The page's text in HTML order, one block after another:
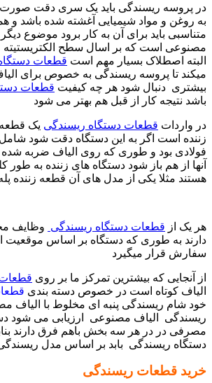
در پروسه ریسندگی باید یک سری دقت صورت
به روغن و مواد شیمیایی آغشته شده باشد و
متناسبی باید برای آن به کار برود موضوع
مصنوعی است که بر اسال سطح الکتریستیته
البته اصطلاک بسیار مهم است قطعات
میکند تا پروسه ریسندگی به خصوص برای
بیشتری دنبال شود هر چه کیفیت قطعات
باشد نتیجه کار از قبل هم بهتر می شود
در واردات قطعات دستگاه ریسندگی یک
زننده است اگر به این دستگاه دقت شود
فولادی بود و طوری که روی الیاف ضربه
آنها از هم باز شود دستگاه های زننده به طور
هستند مثلا یکی از مدل های آن قطعه زننده
هر یک از قطعات دستگاه ریسندگی وظایف
دارند به طوری که دستگاه بر اساس موقعیت
سفارش قرار میگیرد
از آنجایی که بیشترین تمرکز ما بر روی
الیاف کوتاه است در خصوص دسته بندی
خود شام ریسندگی پنبه ای مخلوط با الیاف
ریسندگی الیاف مصنوعی ارزیابی می شود
مصرفی در در هر سه بخش باهم فرق دارند
دستگاه ریسندگی بابد بر اساس مدل
خرید قطعات ریسندگی